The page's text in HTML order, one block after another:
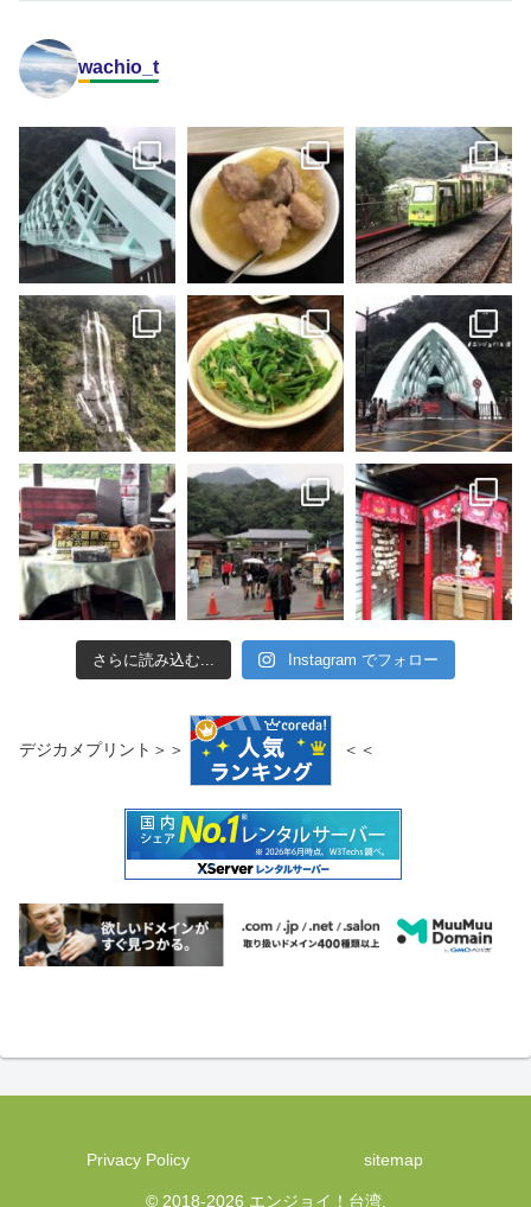
wachio_t
さらに読み込む... Instagram でフォロー
デジカメプリント＞＞ ＜＜
Privacy Policy sitemap
© 2018-2026 エンジョイ！台湾.